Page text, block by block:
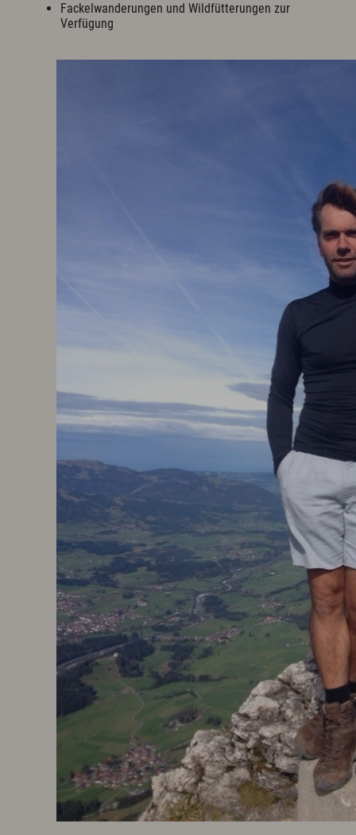
Fackelwanderungen und Wildfütterungen zur
Verfügung